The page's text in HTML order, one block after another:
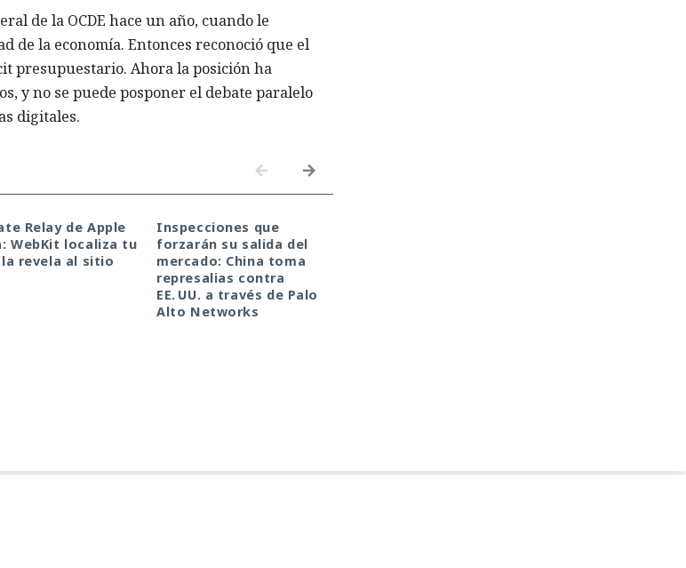
de la OCDE hace un año, cuando le
la economía. Entonces reconoció que el
presupuestario. Ahora la posición ha
y no se puede posponer el debate paralelo
digitales.
Relay de Apple
WebKit localiza tu
la revela al sitio
Inspecciones que
forzarán su salida del
mercado: China toma
represalias contra
EE. UU. a través de Palo
Alto Networks